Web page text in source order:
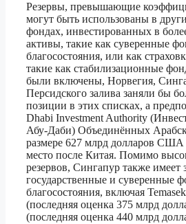
Резервы, превышающие
могут быть использованы в
фондах, инвестированных в
активы, такие как суверенные
благосостояния, или как
такие как стабилизационные
были включены, Норвегия,
Персидского залива заняли бы
позиции в этих списках, а
Dhabi Investment Authority
Абу-Даби) Объединённых
размере 627 млрд долларов США
место после Китая. Помимо
резервов, Сингапур также имеет
государственные и суверенные
благосостояния, включая
(последняя оценка 375 млрд
(последняя оценка 440 млрд